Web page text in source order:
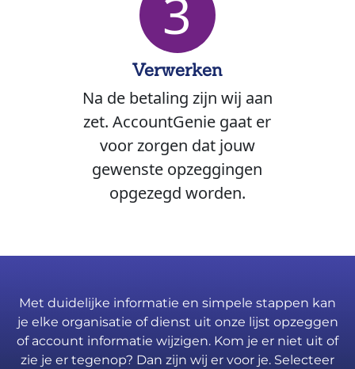
3
Verwerken
Na de betaling zijn wij aan
zet. AccountGenie gaat er
voor zorgen dat jouw
gewenste opzeggingen
opgezegd worden.
Met duidelijke informatie en simpele stappen kan
je elke organisatie of dienst uit onze lijst opzeggen
of account informatie wijzigen. Kom je er niet uit of
zie je er tegenop? Dan zijn wij er voor je. Selecteer